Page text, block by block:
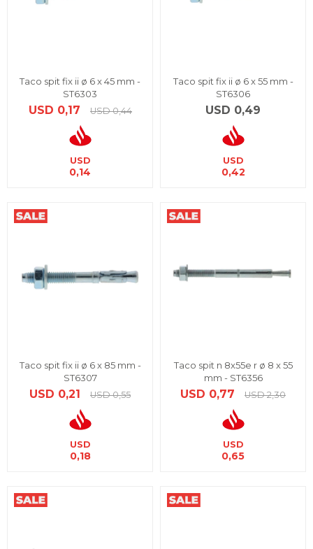
Taco spit fix ii ø 6 x 45 mm -
ST6303
USD 0,17 USD 0,44
USD
0,14
Taco spit fix ii ø 6 x 55 mm -
ST6306
USD 0,49
USD
0,42
Taco spit fix ii ø 6 x 85 mm -
ST6307
USD 0,21 USD 0,55
USD
0,18
Taco spit n 8x55e r ø 8 x 55
mm - ST6356
USD 0,77 USD 2,30
USD
0,65